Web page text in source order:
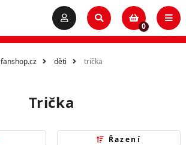
0
fanshop.cz děti trička
Trička
Řazení